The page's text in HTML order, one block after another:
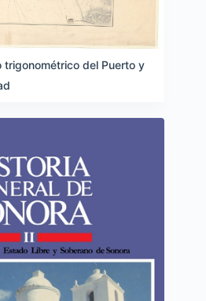
trigonométrico del Puerto y